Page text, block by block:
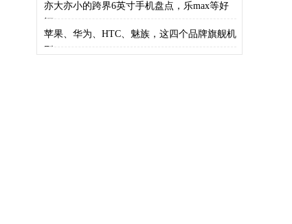
亦大亦小的跨界6英寸手机盘点，乐max等好
评
苹果、华为、HTC、魅族，这四个品牌旗舰机
型